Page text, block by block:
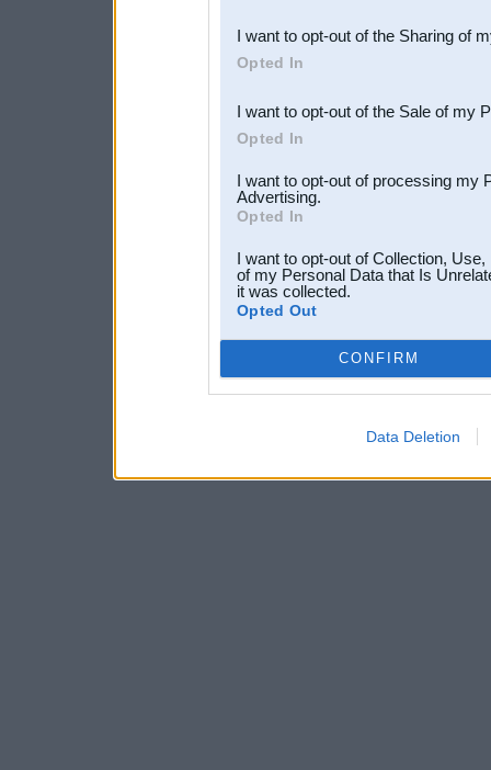
Downstream Participants
third parties.
I want to opt-out of the Sharing of
Opted In
I want to opt-out of the Sale of my
Opted In
I want to opt-out of processing my
Advertising.
Opted In
I want to opt-out of Collection,
of my Personal Data that Is
it was collected.
Opted Out
CONFIRM
Data Deletion